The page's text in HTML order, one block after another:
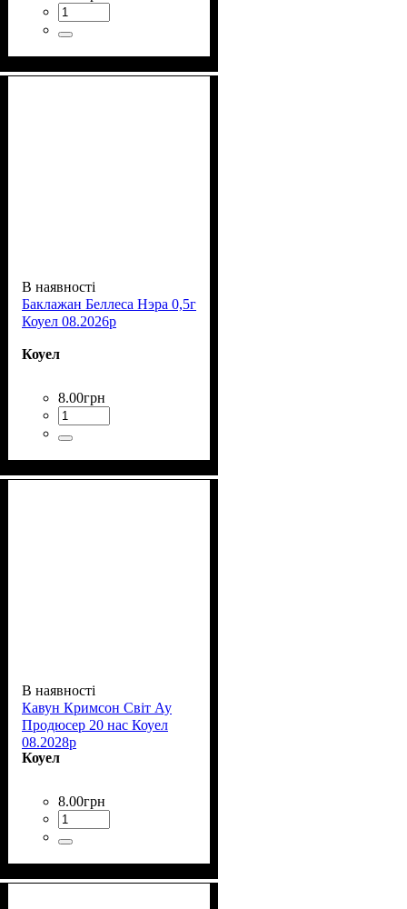
В наявності
Баклажан Беллеса Нэра 0,5г
Коуел 08.2026р
Коуел
8.00грн
В наявності
Кавун Кримсон Світ Ау
Продюсер 20 нас Коуел
08.2028р
Коуел
8.00грн